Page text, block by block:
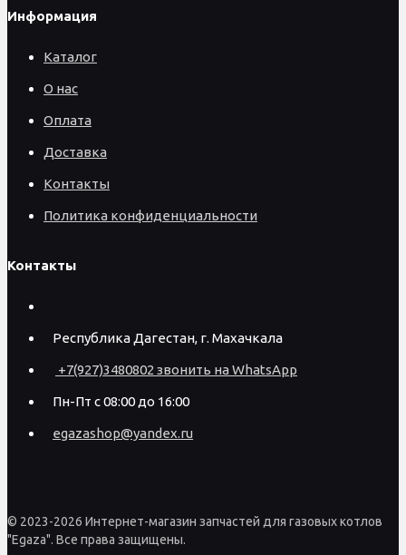
Информация
Каталог
О нас
Оплата
Доставка
Контакты
Политика конфиденциальности
Контакты
Республика Дагестан, г. Махачкала
+7(927)3480802 звонить на WhatsApp
Пн-Пт с 08:00 до 16:00
egazashop@yandex.ru
© 2023-2026 Интернет-магазин запчастей для газовых котлов
"Egaza". Все права защищены.